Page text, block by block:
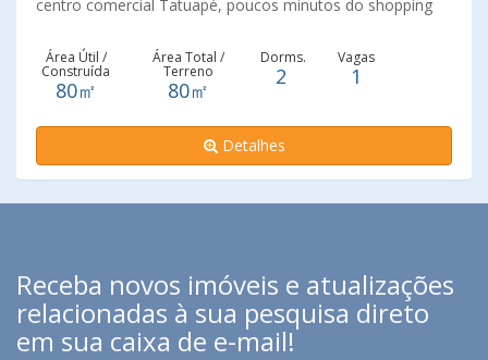
centro comercial Tatuapé, poucos minutos do shopping
por ser residencial e estar próximo de toda uma infra
estrutura de comércios e lazer
Área Útil /
Construída
80㎡
Área Total /
Terreno
80㎡
Dorms.
2
Vagas
1
Detalhes
Receba novos imóveis e atualizações
relacionadas à sua pesquisa direto
em sua caixa de e-mail!